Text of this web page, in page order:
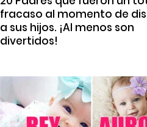
fracaso al momento de
a sus hijos. ¡Al menos son
divertidos!